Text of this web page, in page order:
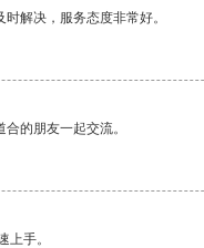
解决，服务态度非常好。
的朋友一起交流。
上手。